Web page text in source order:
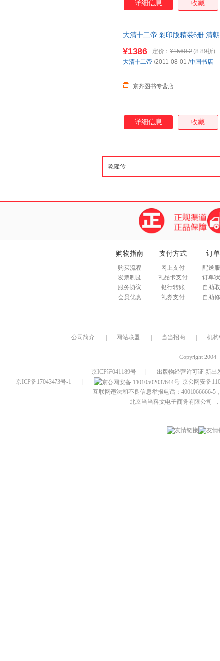
详细信息 收藏
大清十二帝 彩印版精装6册 清
¥1386 定价： ¥1560.2 (8.89折)
京齐图书专营店
大清十二帝 /2011-08-01 /中国书店
详细信息 收藏
购物指南
购买流程
发票制度
服务协议
会员优惠
支付方式
网上支付
礼品卡支付
银行转账
礼券支付
订
配送
订单
自助
自助
公司简介 网站联盟 当当招商 机构
Copyright 2004
京ICP证041189号
出版物经营许可证 新出
京ICP备17043473号-1
京公网安备
互联网违法和不良信息举报电话：4001066666-5
北京当当科文电子商务有限公司